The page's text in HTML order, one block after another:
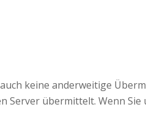
keine anderweitige
übermittelt. Wenn Sie